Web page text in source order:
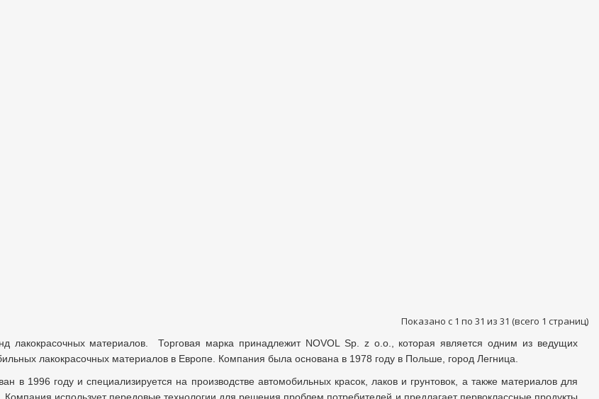
Показано с 1 по 31 из 31 (всего 1 страниц)
лакокрасочных материалов.
Торговая марка принадлежит NOVOL Sp. z o.o., которая является одним из ведущих
лакокрасочных материалов в Европе. Компания была основана в 1978 году в Польше, город Легница.
в 1996 году и специализируется на производстве автомобильных красок, лаков и грунтовок, а также материалов для
Компания использует передовые технологии для решения проблем потребителей и предлагает первоклассные продукты